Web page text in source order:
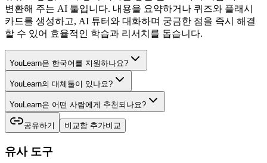
변환해 주는 AI 툴입니다. 내용을 요약하거나 퀴즈와 플래시
카드를 생성하고, AI 튜터와 대화하며 궁금한 점을 즉시 해결
할 수 있어 효율적인 학습과 리서치를 돕습니다.
YouLearn은 한국어를 지원하나요?
YouLearn의 대체툴이 있나요?
YouLearn은 어떤 사람에게 추천되나요?
공유하기 비교함 추가비교
유사 도구